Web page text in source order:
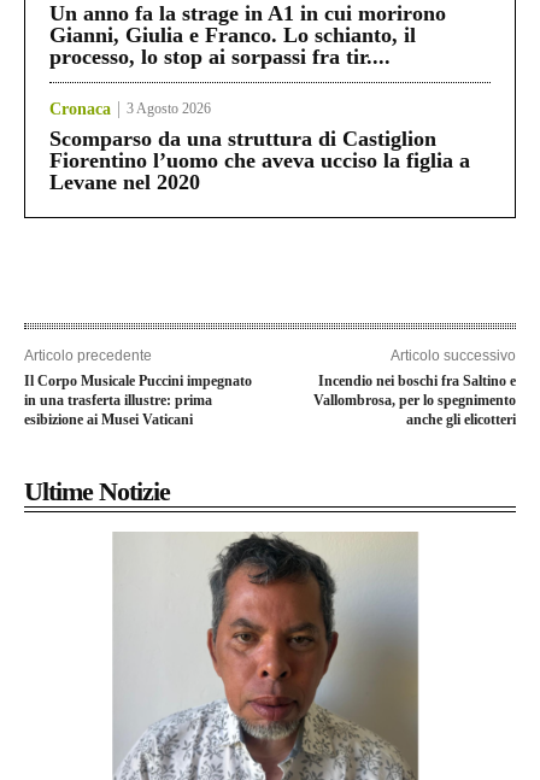
Un anno fa la strage in A1 in cui morirono
Gianni, Giulia e Franco. Lo schianto, il
processo, lo stop ai sorpassi fra tir....
Cronaca 3 Agosto 2026
Scomparso da una struttura di Castiglion
Fiorentino l’uomo che aveva ucciso la figlia a
Levane nel 2020
Articolo precedente
Il Corpo Musicale Puccini impegnato
in una trasferta illustre: prima
esibizione ai Musei Vaticani
Articolo successivo
Incendio nei boschi fra Saltino e
Vallombrosa, per lo spegnimento
anche gli elicotteri
Ultime Notizie